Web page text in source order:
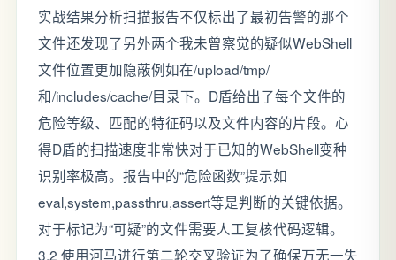
实战结果分析扫描报告不仅标出了最初告警的那个
文件还发现了另外两个我未曾察觉的疑似WebShell
文件位置更加隐蔽例如在/upload/tmp/
和/includes/cache/目录下。D盾给出了每个文件的
危险等级、匹配的特征码以及文件内容的片段。心
得D盾的扫描速度非常快对于已知的WebShell变种
识别率极高。报告中的“危险函数”提示如
eval,system,passthru,assert等是判断的关键依据。
对于标记为“可疑”的文件需要人工复核代码逻辑。
3.2 使用河马进行第二轮交叉验证为了确保万无一失